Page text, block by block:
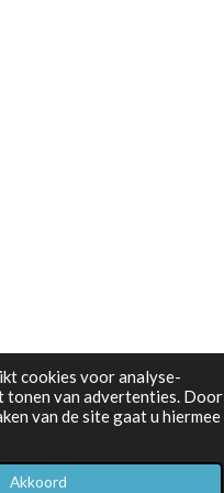
cookies voor analyse-
tonen van advertenties. Door
van de site gaat u hiermee
Akkoord